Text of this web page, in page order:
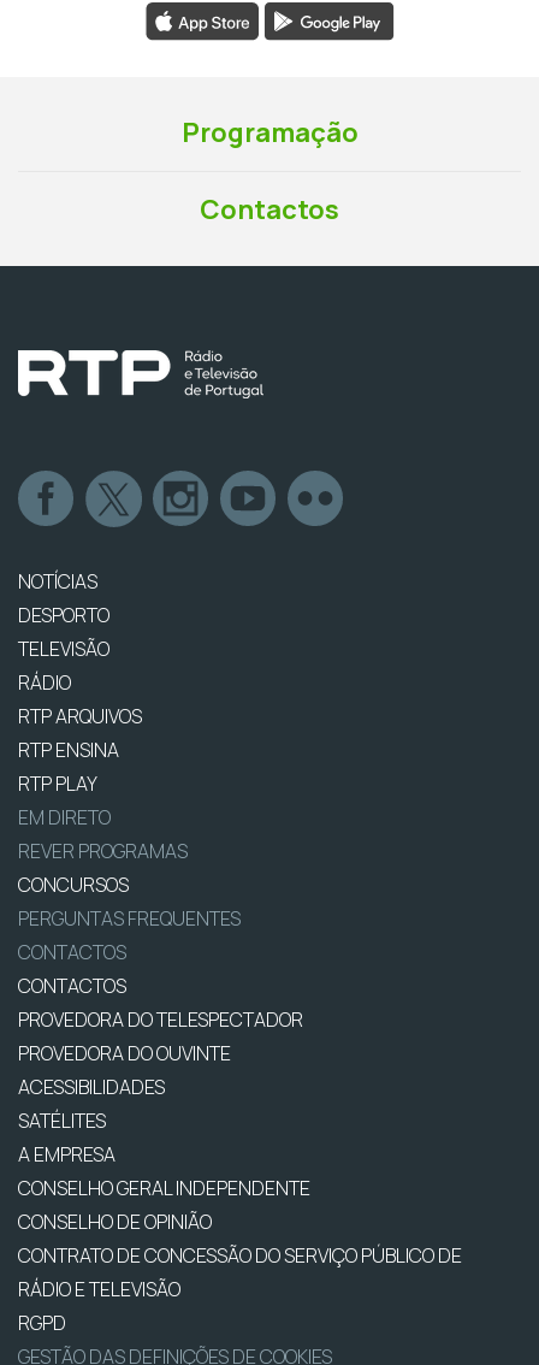
Programação
Contactos
NOTÍCIAS
DESPORTO
TELEVISÃO
RÁDIO
RTP ARQUIVOS
RTP ENSINA
RTP PLAY
EM DIRETO
REVER PROGRAMAS
CONCURSOS
PERGUNTAS FREQUENTES
CONTACTOS
CONTACTOS
PROVEDORA DO TELESPECTADOR
PROVEDORA DO OUVINTE
ACESSIBILIDADES
SATÉLITES
A EMPRESA
CONSELHO GERAL INDEPENDENTE
CONSELHO DE OPINIÃO
CONTRATO DE CONCESSÃO DO SERVIÇO PÚBLICO DE
RÁDIO E TELEVISÃO
RGPD
GESTÃO DAS DEFINIÇÕES DE COOKIES